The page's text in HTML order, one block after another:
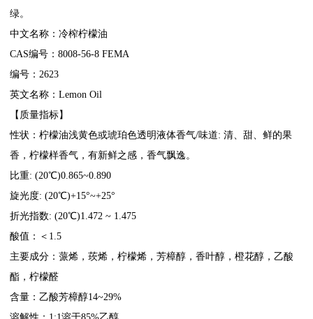
绿。
中文名称：冷榨柠檬油
CAS编号：8008-56-8 FEMA
编号：2623
英文名称：Lemon Oil
【质量指标】
性状： 柠檬油浅黄色或琥珀色透明液体香气/味道: 清、甜、鲜的果
香，柠檬样香气，有新鲜之感，香气飘逸。
比重: (20℃)0.865~0.890
旋光度: (20℃)+15°~+25°
折光指数: (20℃)1.472 ~ 1.475
酸值：＜1.5
主要成分：蒎烯，莰烯，柠檬烯，芳樟醇，香叶醇，橙花醇，乙酸
酯，柠檬醛
含量：乙酸芳樟醇14~29%